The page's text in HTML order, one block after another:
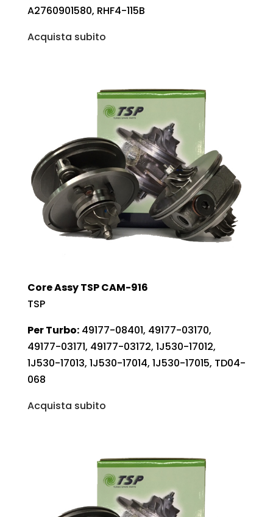
A2760901580, RHF4-115B
Acquista subito
Core Assy TSP CAM-916
TSP
Per Turbo:49177-08401, 49177-03170,
49177-03171, 49177-03172, 1J530-17012,
1J530-17013, 1J530-17014, 1J530-17015, TD04-
068
Acquista subito